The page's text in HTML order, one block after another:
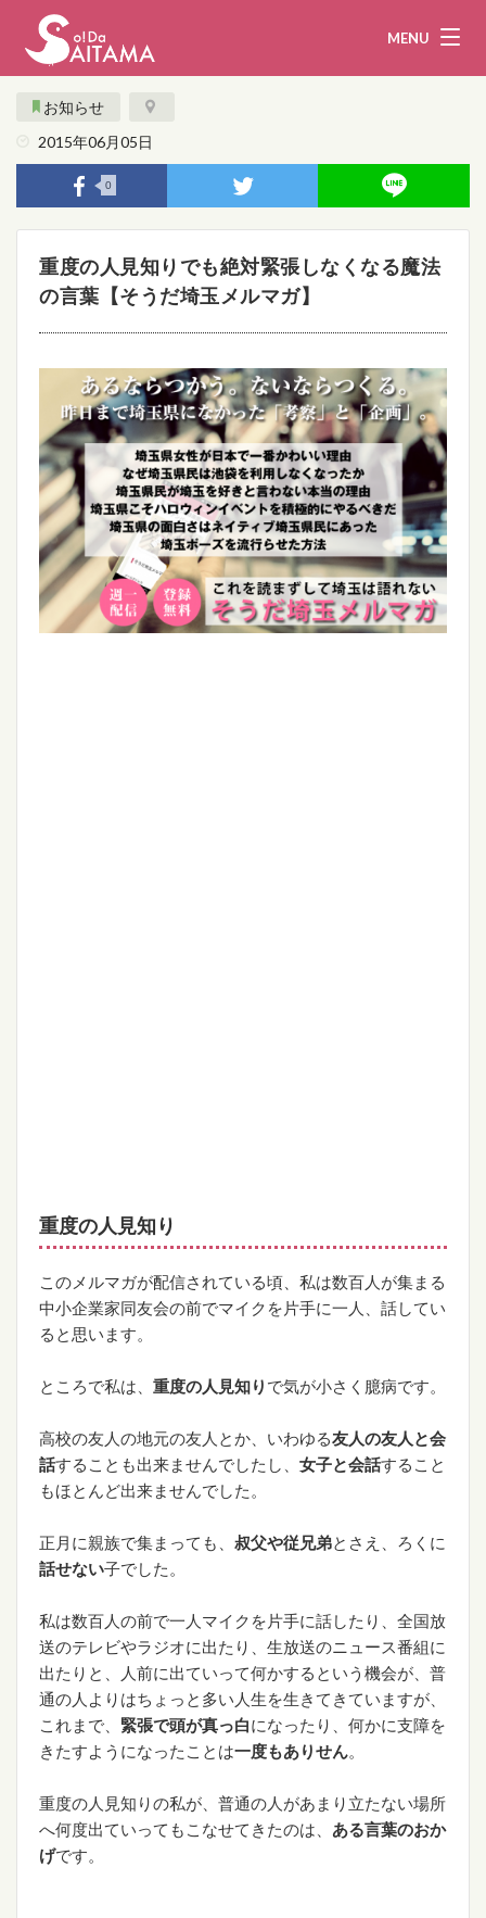
MENU
娯楽・観光
企業・団体 教育・医療
行政 まとめ！
地域から探す
募集！ お問い合わせ
運営団体 ライター
お知らせ
2015年06月05日
0
重度の人見知りでも絶対緊張しなくなる魔法
の言葉【そうだ埼玉メルマガ】
重度の人見知り
このメルマガが配信されている頃、私は数百人が集まる
中小企業家同友会の前でマイクを片手に一人、話してい
ると思います。
ところで私は、 重度の人見知り で気が小さく臆病です。
高校の友人の地元の友人とか、いわゆる友人の友人と会
話することも出来ませんでしたし、 女子と会話すること
もほとんど出来ませんでした。
正月に親族で集まっても、 叔父や従兄弟とさえ、ろくに
話せない子でした。
私は数百人の前で一人マイクを片手に話したり、全国放
送のテレビやラジオに出たり、生放送のニュース番組に
出たりと、人前に出ていって何かするという機会が、普
通の人よりはちょっと多い人生を生きてきていますが、
これまで、 緊張で頭が真っ白になったり、何かに支障を
きたすようになったことは一度もありせん。
重度の人見知りの私が、普通の人があまり立たない場所
へ何度出ていってもこなせてきたのは、 ある言葉のおか
げです。